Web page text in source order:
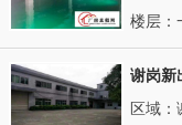
楼层：
谢岗新
区域